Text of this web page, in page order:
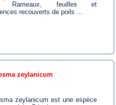
Rameaux, feuilles et
recouverts de poils ...
zeylanicum